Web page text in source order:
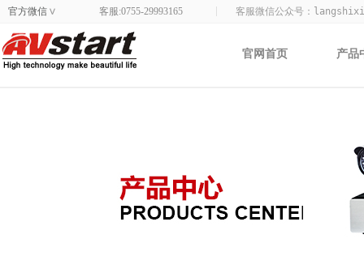
官方微信 > 客服微信公众号：
客服:0755-29993165
官网首页 产品